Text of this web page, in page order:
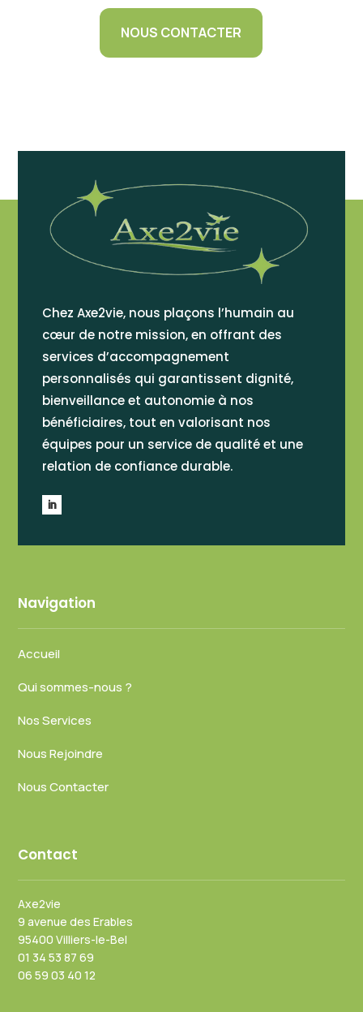
NOUS CONTACTER
Chez Axe2vie, nous plaçons l’humain au
cœur de notre mission, en offrant des
services d’accompagnement
personnalisés qui garantissent dignité,
bienveillance et autonomie à nos
bénéficiaires, tout en valorisant nos
équipes pour un service de qualité et une
relation de confiance durable.
Navigation
Accueil
Qui sommes-nous ?
Nos Services
Nous Rejoindre
Nous Contacter
Contact
Axe2vie
9 avenue des Erables
95400 Villiers-le-Bel
01 34 53 87 69
06 59 03 40 12